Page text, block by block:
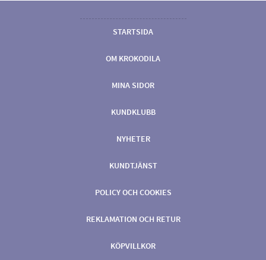
STARTSIDA
OM KROKODILA
MINA SIDOR
KUNDKLUBB
NYHETER
KUNDTJÄNST
POLICY OCH COOKIES
REKLAMATION OCH RETUR
KÖPVILLKOR